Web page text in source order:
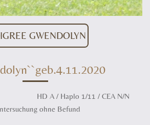
GWENDOLYN
geb.4.11.2020
1/11 / CEA N/N
ohne Befund